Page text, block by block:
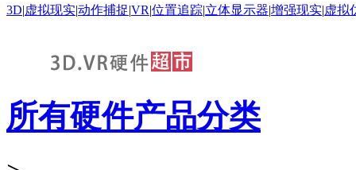
3D|虚拟现实|动作捕捉|VR|位置追踪|立体显示器|增强现实|虚拟
所有硬件产品分类